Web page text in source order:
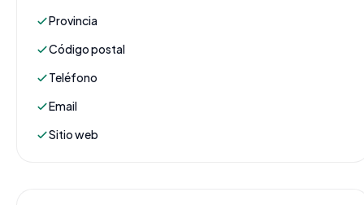
Provincia
Código postal
Teléfono
Email
Sitio web